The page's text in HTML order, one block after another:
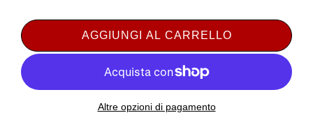
AGGIUNGI AL CARRELLO
Altre opzioni di pagamento